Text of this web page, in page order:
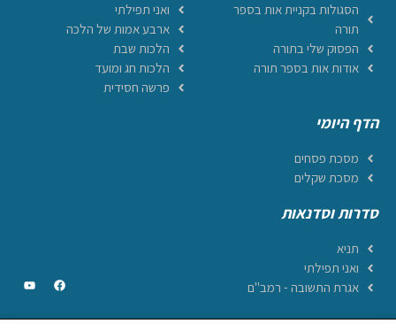
הסגולות בקניית אות בספר
תורה
הפסוק שלי בתורה
אודות אות בספר תורה
ואני תפילתי
ארבע אמות של הלכה
הלכות שבת
הלכות חג ומועד
פרשה חסידית
הדף היומי
מסכת פסחים
מסכת שקלים
סדרות וסדנאות
תניא
ואני תפילתי
אגרת התשובה - רמב"ם